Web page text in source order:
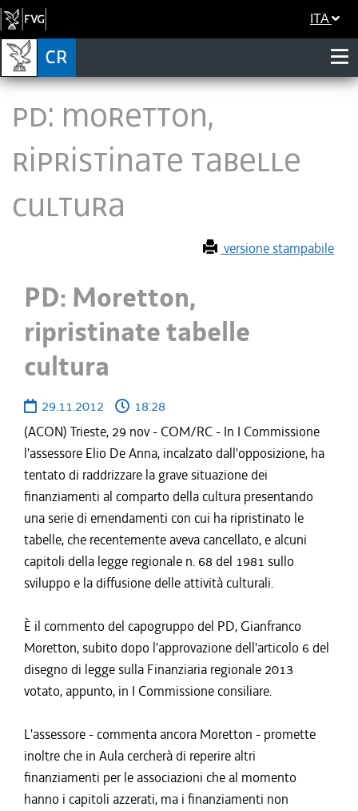
ITA
PD: Moretton,
ripristinate tabelle
cultura
versione stampabile
PD: Moretton,
ripristinate tabelle
cultura
29.11.2012
18:28
(ACON) Trieste, 29 nov - COM/RC - In I Commissione
l'assessore Elio De Anna, incalzato dall'opposizione, ha
tentato di raddrizzare la grave situazione dei
finanziamenti al comparto della cultura presentando
una serie di emendamenti con cui ha ripristinato le
tabelle, che recentemente aveva cancellato, e alcuni
capitoli della legge regionale n. 68 del 1981 sullo
sviluppo e la diffusione delle attività culturali.
È il commento del capogruppo del PD, Gianfranco
Moretton, subito dopo l'approvazione dell'articolo 6 del
disegno di legge sulla Finanziaria regionale 2013
votato, appunto, in I Commissione consiliare.
L'assessore - commenta ancora Moretton - promette
inoltre che in Aula cercherà di reperire altri
finanziamenti per le associazioni che al momento
hanno i capitoli azzerati, ma i finanziamenti non